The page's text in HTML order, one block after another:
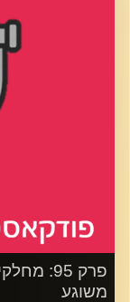
פרק 95:
משוגע